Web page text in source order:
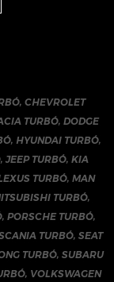
, CHEVROLET
TURBÓ, DODGE
, HYUNDAI TURBÓ,
,JEEP TURBÓ,KIA
TURBÓ,MAN
TURBÓ,
, PORSCHE TURBÓ,
TURBÓ,SEAT
TURBÓ, SUBARU
, VOLKSWAGEN